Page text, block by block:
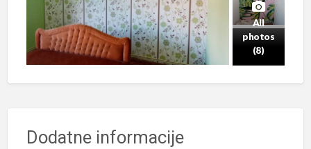
All
photos
(8)
Dodatne informacije